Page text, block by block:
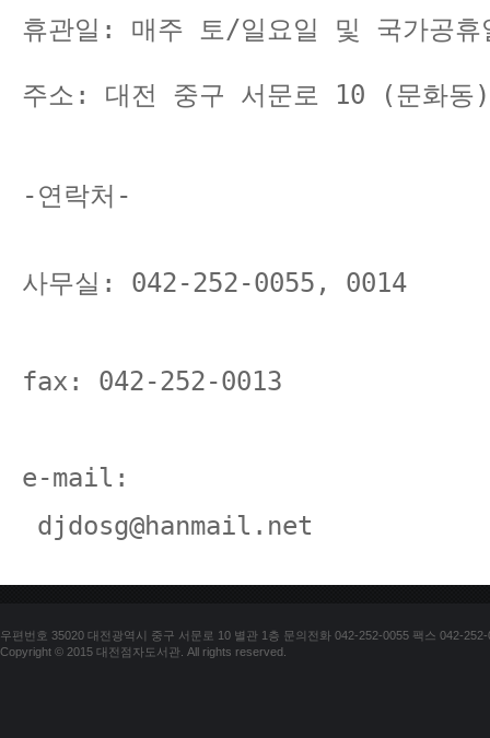
휴관일: 매주 토/일요일 및 국가공휴
주소: 대전 중구 서문로 10 (문화동
-연락처-
사무실: 042-252-0055, 0014
fax: 042-252-0013
e-mail:
djdosg@hanmail.net
우편번호 35020 대전광역시 중구 서문로 10 별관 1층 문의전화 042-252-0055 팩스 042-252-
Copyright © 2015 대전점자도서관. All rights reserved.